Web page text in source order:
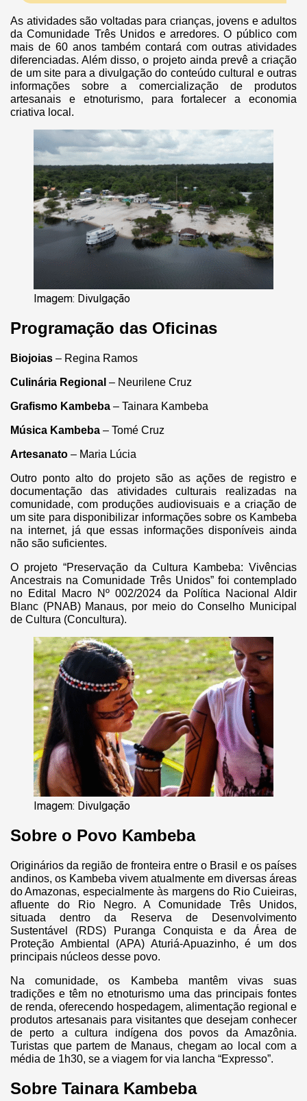
As atividades são voltadas para crianças, jovens e adultos
da Comunidade Três Unidos e arredores. O público com
mais de 60 anos também contará com outras atividades
diferenciadas. Além disso, o projeto ainda prevê a criação
de um site para a divulgação do conteúdo cultural e outras
informações sobre a comercialização de produtos
artesanais e etnoturismo, para fortalecer a economia
criativa local.
Imagem: Divulgação
Programação das Oficinas
Biojoias – Regina Ramos
Culinária Regional – Neurilene Cruz
Grafismo Kambeba – Tainara Kambeba
Música Kambeba – Tomé Cruz
Artesanato – Maria Lúcia
Outro ponto alto do projeto são as ações de registro e
documentação das atividades culturais realizadas na
comunidade, com produções audiovisuais e a criação de
um site para disponibilizar informações sobre os Kambeba
na internet, já que essas informações disponíveis ainda
não são suficientes.
O projeto “Preservação da Cultura Kambeba: Vivências
Ancestrais na Comunidade Três Unidos” foi contemplado
no Edital Macro Nº 002/2024 da Política Nacional Aldir
Blanc (PNAB) Manaus, por meio do Conselho Municipal
de Cultura (Concultura).
Imagem: Divulgação
Sobre o Povo Kambeba
Originários da região de fronteira entre o Brasil e os países
andinos, os Kambeba vivem atualmente em diversas áreas
do Amazonas, especialmente às margens do Rio Cuieiras,
afluente do Rio Negro. A Comunidade Três Unidos,
situada dentro da Reserva de Desenvolvimento
Sustentável (RDS) Puranga Conquista e da Área de
Proteção Ambiental (APA) Aturiá-Apuazinho, é um dos
principais núcleos desse povo.
Na comunidade, os Kambeba mantêm vivas suas
tradições e têm no etnoturismo uma das principais fontes
de renda, oferecendo hospedagem, alimentação regional e
produtos artesanais para visitantes que desejam conhecer
de perto a cultura indígena dos povos da Amazônia.
Turistas que partem de Manaus, chegam ao local com a
média de 1h30, se a viagem for via lancha “Expresso”.
Sobre Tainara Kambeba